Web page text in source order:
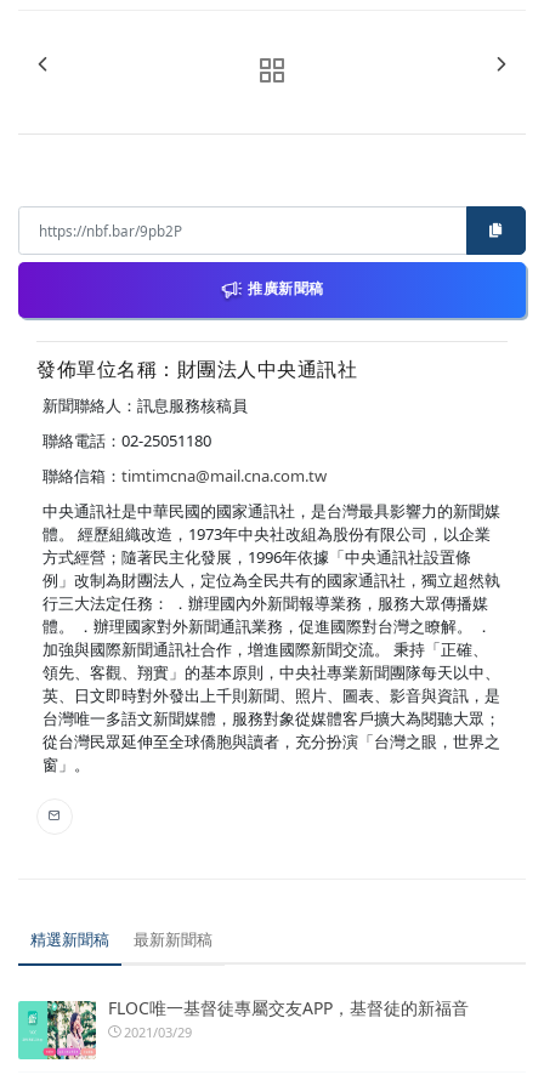
推廣新聞稿
發佈單位名稱：財團法人中央通訊社
新聞聯絡人：訊息服務核稿員
聯絡電話：02-25051180
聯絡信箱： timtimcna@mail.cna.com.tw
中央通訊社是中華民國的國家通訊社，是台灣最具影響力的新聞媒
體。 經歷組織改造，1973年中央社改組為股份有限公司，以企業
方式經營；隨著民主化發展，1996年依據「中央通訊社設置條
例」改制為財團法人，定位為全民共有的國家通訊社，獨立超然執
行三大法定任務： ．辦理國內外新聞報導業務，服務大眾傳播媒
體。 ．辦理國家對外新聞通訊業務，促進國際對台灣之瞭解。 ．
加強與國際新聞通訊社合作，增進國際新聞交流。 秉持「正確、
領先、客觀、翔實」的基本原則，中央社專業新聞團隊每天以中、
英、日文即時對外發出上千則新聞、照片、圖表、影音與資訊，是
台灣唯一多語文新聞媒體，服務對象從媒體客戶擴大為閱聽大眾；
從台灣民眾延伸至全球僑胞與讀者，充分扮演「台灣之眼，世界之
窗」。
精選新聞稿 最新新聞稿
FLOC唯一基督徒專屬交友APP，基督徒的新福音
2021/03/29